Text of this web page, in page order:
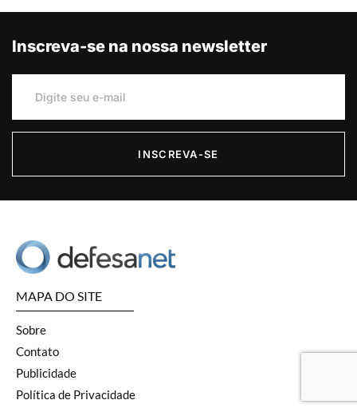
Inscreva-se na nossa newsletter
INSCREVA-SE
MAPA DO SITE
Sobre
Contato
Publicidade
Política de Privacidade